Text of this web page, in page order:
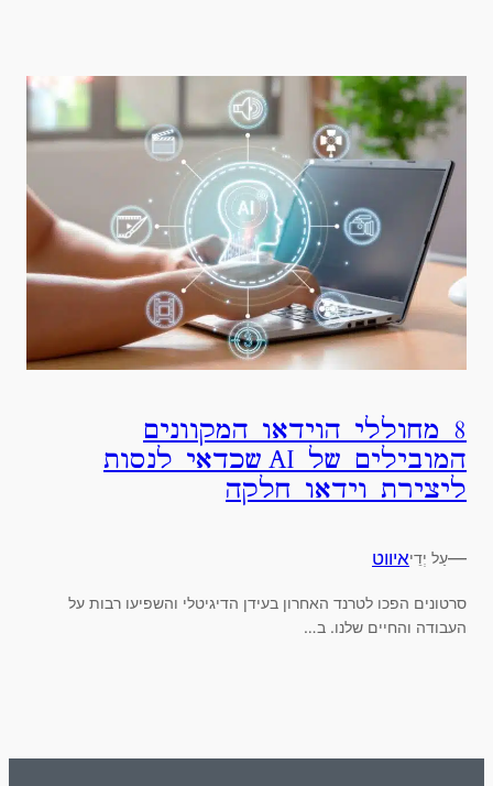
8 מחוללי הוידאו המקוונים
המובילים של AI שכדאי לנסות
ליצירת וידאו חלקה
—עַל יְדֵיאיווט
סרטונים הפכו לטרנד האחרון בעידן הדיגיטלי והשפיעו רבות על
העבודה והחיים שלנו. ב…